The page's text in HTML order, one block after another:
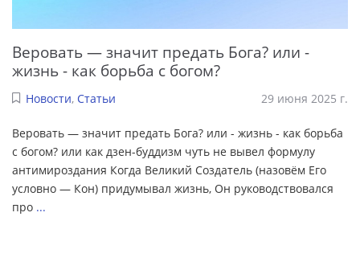
Веровать — значит предать Бога? или -
жизнь - как борьба с богом?
Новости, Статьи 29 июня 2025 г.
Веровать — значит предать Бога? или - жизнь - как борьба
с богом? или как дзен-буддизм чуть не вывел формулу
антимироздания Когда Великий Создатель (назовём Его
условно — Кон) придумывал жизнь, Он руководствовался
про ...